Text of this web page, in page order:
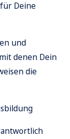
Deine
und
denen Dein
die